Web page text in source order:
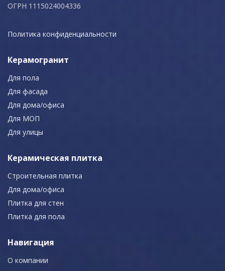
ОГРН 1115024004336
Политика конфиденциальности
Керамогранит
Для пола
Для фасада
Для дома/офиса
Для МОП
Для улицы
Керамическая плитка
Строительная плитка
Для дома/офиса
Плитка для стен
Плитка для пола
Навигация
О компании